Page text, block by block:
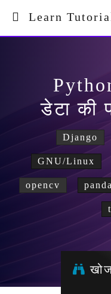
Learn
डेटा की
Django
GNU/Linux
opencv